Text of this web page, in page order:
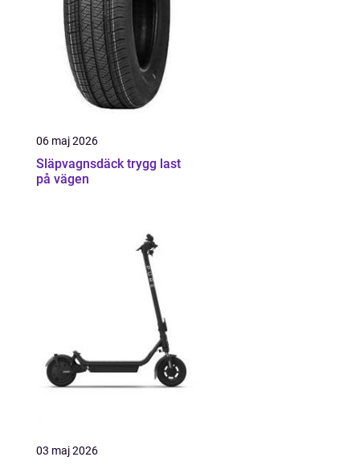
06 maj 2026
Släpvagnsdäck trygg last
på vägen
03 maj 2026